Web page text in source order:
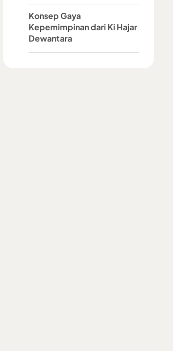
Konsep Gaya
Kepemimpinan dari Ki Hajar
Dewantara